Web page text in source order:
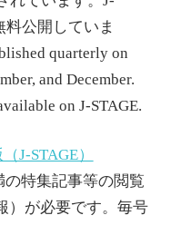
料公開していま
quarterly on
and December.
on J-STAGE.
J-STAGE）
特集記事等の閲覧
）が必要です。毎号